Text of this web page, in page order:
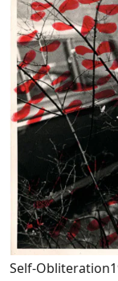
Self-